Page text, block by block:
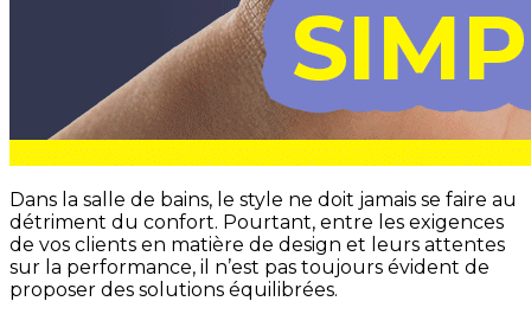
Dans la salle de bains, le style ne doit jamais se faire au
détriment du confort. Pourtant, entre les exigences
de vos clients en matière de design et leurs attentes
sur la performance, il n’est pas toujours évident de
proposer des solutions équilibrées.